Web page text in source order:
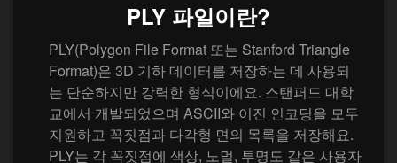
PLY 파일이란?
PLY(Polygon File Format 또는 Stanford Triangle
Format)은 3D 기하 데이터를 저장하는 데 사용되
는 단순하지만 강력한 형식이에요. 스탠퍼드 대학
교에서 개발되었으며 ASCII와 이진 인코딩을 모두
지원하고 꼭짓점과 다각형 면의 목록을 저장해요.
PLY는 각 꼭짓점에 색상, 노멀, 투명도 같은 사용자